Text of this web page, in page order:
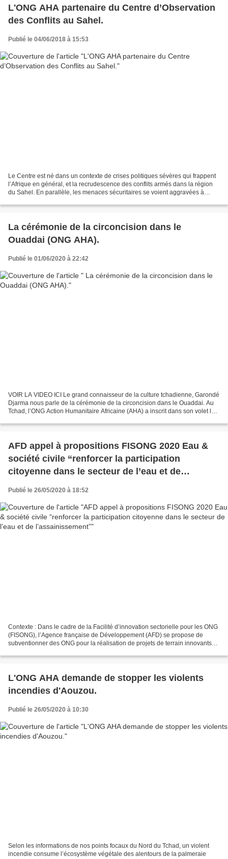
L'ONG AHA partenaire du Centre d’Observation
des Conflits au Sahel.
Publié le 04/06/2018 à 15:53
Le Centre est né dans un contexte de crises politiques sévères qui frappent
l’Afrique en général, et la recrudescence des conflits armés dans la région
du Sahel. En parallèle, les menaces sécuritaires se voient aggravées à
La cérémonie de la circoncision dans le
Ouaddai (ONG AHA).
Publié le 01/06/2020 à 22:42
VOIR LA VIDEO ICI Le grand connaisseur de la culture tchadienne, Garondé
Djarma nous parle de la cérémonie de la circoncision dans le Ouaddai. Au
Tchad, l’ONG Action Humanitaire Africaine (AHA) a inscrit dans son volet la
AFD appel à propositions FISONG 2020 Eau &
société civile “renforcer la participation
citoyenne dans le secteur de l’eau et de
l’assainissement”
Publié le 26/05/2020 à 18:52
Contexte : Dans le cadre de la Facilité d’innovation sectorielle pour les ONG
(FISONG), l’Agence française de Développement (AFD) se propose de
subventionner des ONG pour la réalisation de projets de terrain innovants
L'ONG AHA demande de stopper les violents
incendies d'Aouzou.
Publié le 26/05/2020 à 10:30
Selon les informations de nos points focaux du Nord du Tchad, un violent
incendie consume l’écosystème végétale des alentours de la palmeraie